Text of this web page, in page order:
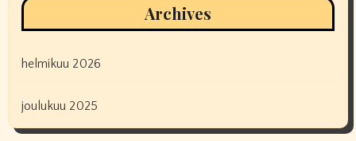
Archives
helmikuu 2026
joulukuu 2025